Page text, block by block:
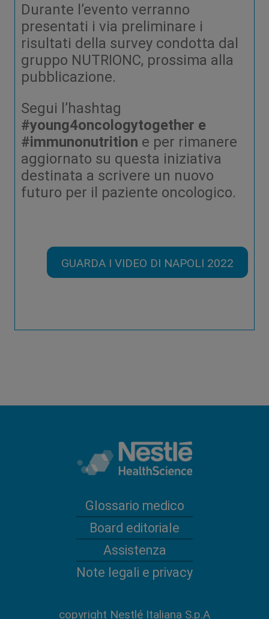
Durante l’evento verranno
presentati i via preliminare i
risultati della survey condotta dal
gruppo NUTRIONC, prossima alla
pubblicazione.
Segui l’hashtag
#young4oncologytogether e
#immunonutrition e per rimanere
aggiornato su questa iniziativa
destinata a scrivere un nuovo
futuro per il paziente oncologico.
GUARDA I VIDEO DI NAPOLI 2022
Glossario medico
Board editoriale
Assistenza
Note legali e privacy
copyright Nestlé Italiana S.p.A